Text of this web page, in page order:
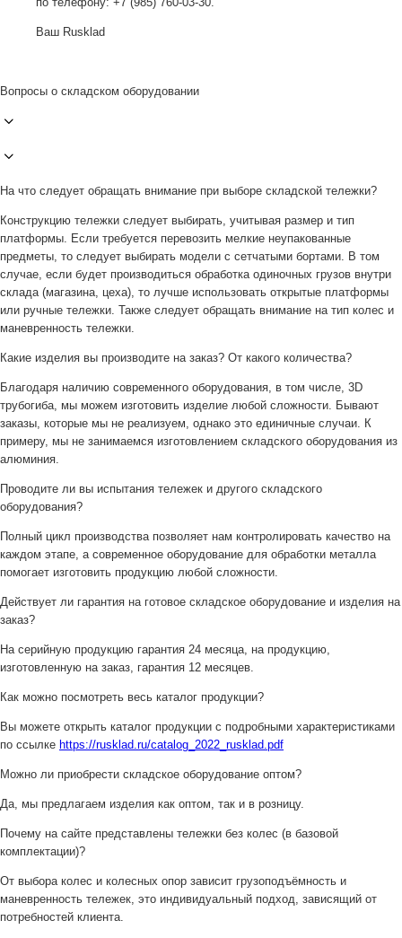
Ваш Rusklad
Вопросы о складском оборудовании
На что следует обращать внимание при выборе складской тележки?
Конструкцию тележки следует выбирать, учитывая размер и тип
платформы. Если требуется перевозить мелкие неупакованные
предметы, то следует выбирать модели с сетчатыми бортами. В том
случае, если будет производиться обработка одиночных грузов внутри
склада (магазина, цеха), то лучше использовать открытые платформы
или ручные тележки. Также следует обращать внимание на тип колес и
маневренность тележки.
Какие изделия вы производите на заказ? От какого количества?
Благодаря наличию современного оборудования, в том числе, 3D
трубогиба, мы можем изготовить изделие любой сложности. Бывают
заказы, которые мы не реализуем, однако это единичные случаи. К
примеру, мы не занимаемся изготовлением складского оборудования из
алюминия.
Проводите ли вы испытания тележек и другого складского
оборудования?
Полный цикл производства позволяет нам контролировать качество на
каждом этапе, а современное оборудование для обработки металла
помогает изготовить продукцию любой сложности.
Действует ли гарантия на готовое складское оборудование и изделия на
заказ?
На серийную продукцию гарантия 24 месяца, на продукцию,
изготовленную на заказ, гарантия 12 месяцев.
Как можно посмотреть весь каталог продукции?
Вы можете открыть каталог продукции с подробными характеристиками
по ссылке https://rusklad.ru/catalog_2022_rusklad.pdf
Можно ли приобрести складское оборудование оптом?
Да, мы предлагаем изделия как оптом, так и в розницу.
Почему на сайте представлены тележки без колес (в базовой
комплектации)?
От выбора колес и колесных опор зависит грузоподъёмность и
маневренность тележек, это индивидуальный подход, зависящий от
потребностей клиента.